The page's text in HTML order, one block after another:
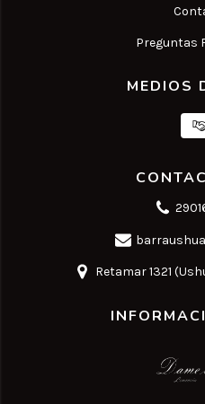
Preguntas
MEDIOS
Retamar 1321